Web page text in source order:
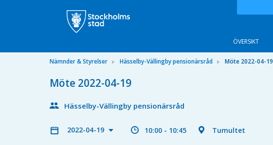
ÖVERSIKT
Nämnder & Styrelser Hässelby-Vällingby pensionärsråd Möte 2022-04-19
Möte 2022-04-19
Hässelby-Vällingby pensionärsråd
2022-04-19 10:00 - 10:45 Tumultet